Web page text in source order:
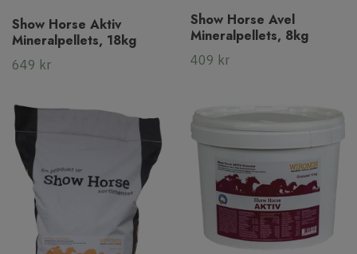
Show Horse Aktiv
Mineralpellets, 18kg
649 kr
Show Horse Avel
Mineralpellets, 8kg
409 kr